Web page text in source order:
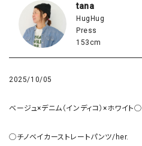
tana
HugHug
Press
153cm
2025/10/05
ベージュ×デニム（インディコ）×ホワイト◯
◯チノベイカーストレートパンツ/her.